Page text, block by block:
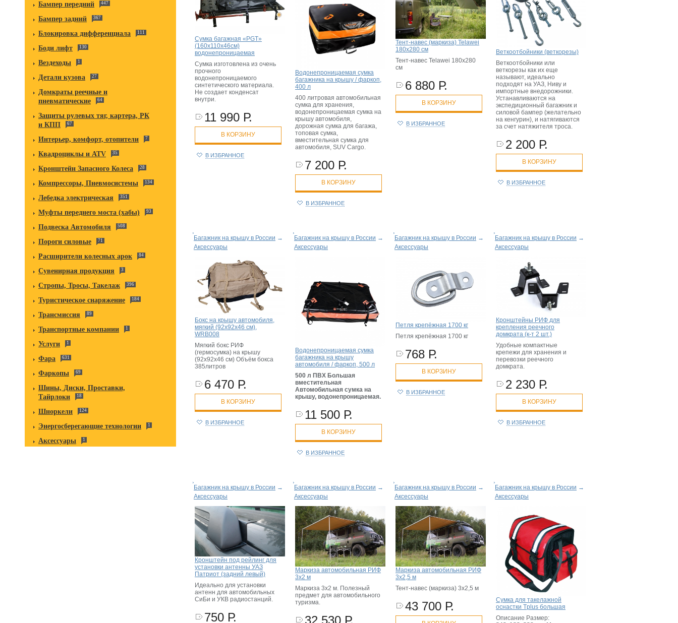
Бампер передний
447
Бампер задний 367
Блокировка дифференциала 111
Боди лифт 130
Вездеходы 1
Детали кузова 27
Домкраты реечные и
пневматические
64
Защиты рулевых тяг, картера, РК
и КПП
67
Интерьер, комфорт, отопители 7
Квадроциклы и ATV 35
Кронштейн Запасного Колеса 28
Компрессоры, Пневмосистемы 134
Лебедка электрическая 351
Муфты переднего моста (хабы) 93
Подвеска Автомобиля 508
Пороги силовые 71
Расширители колесных арок 84
Сувенирная продукция 3
Стропы, Тросы, Такелаж 396
Туристическое снаряжение 184
Трансмиссия 89
Транспортные компании 1
Услуги 1
Фара 631
Фаркопы 69
Шины, Диски, Проставки,
Тайрлоки
18
Шноркели 124
Энергосберегающие технологии 1
Аксессуары 1
Сумка багажная «PGT»
(160х110х46см)
водонепроницаемая
Сумка изготовлена из очень
прочного
водонепроницаемого
синтетического материала.
Не создает конденсат
внутри.
11 990 Р.
В КОРЗИНУ
В ИЗБРАННОЕ
Водонепроницаемая сумка
багажника на крышу / фаркоп,
400 л
400 литровая автомобильная
сумка для хранения,
водонепроницаемая сумка на
крышу автомобиля,
дорожная сумка для багажа,
топовая сумка,
вместительная сумка для
автомобиля, SUV Cargo.
7 200 Р.
В КОРЗИНУ
В ИЗБРАННОЕ
Тент-навес (маркиза) Telawei
180х280 см
Тент-навес Telawei 180х280
см
6 880 Р.
В КОРЗИНУ
В ИЗБРАННОЕ
Веткоотбойники (веткорезы)
Веткоотбойники или
веткорезы как их еще
называют, идеально
подходят на УАЗ, Ниву и
импортные внедорожники.
Устанавливаются на
экспедиционный багажник и
силовой бампер (желательно
на кенгурин), и натягиваются
за счет натяжителя троса.
2 200 Р.
В КОРЗИНУ
В ИЗБРАННОЕ
Багажник на крышу в России →
Аксессуары
Бокс на крышу автомобиля,
мягкий (92x92x46 см),
WRB008
Мягкий бокс РИФ
(гермосумка) на крышу
(92x92x46 см) Объём бокса
385литров
6 470 Р.
В КОРЗИНУ
В ИЗБРАННОЕ
Багажник на крышу в России →
Аксессуары
Водонепроницаемая сумка
багажника на крышу
автомобиля / фаркоп, 500 л
500 л ПВХ Большая
вместительная
Автомобильная сумка на
крышу, водонепроницаемая.
11 500 Р.
В КОРЗИНУ
В ИЗБРАННОЕ
Багажник на крышу в России →
Аксессуары
Петля крепёжная 1700 кг
Петля крепёжная 1700 кг
768 Р.
В КОРЗИНУ
В ИЗБРАННОЕ
Багажник на крышу в России →
Аксессуары
Кронштейны РИФ для
крепления реечного
домкрата (к-т 2 шт.)
Удобные компактные
крепежи для хранения и
перевозки реечного
домкрата.
2 230 Р.
В КОРЗИНУ
В ИЗБРАННОЕ
Багажник на крышу в России →
Аксессуары
Кронштейн под рейлинг для
установки антенны УАЗ
Патриот (задний левый)
Идеально для установки
антенн для автомобильных
СиБи и УКВ радиостанций.
750 Р.
Багажник на крышу в России →
Аксессуары
Маркиза автомобильная РИФ
3х2 м
Маркиза 3х2 м. Полезный
предмет для автомобильного
туризма.
32 530 Р.
Багажник на крышу в России →
Аксессуары
Маркиза автомобильная РИФ
3х2,5 м
Тент-навес (маркиза) 3х2,5 м
43 700 Р.
Багажник на крышу в России →
Аксессуары
Сумка для такелажной
оснастки Tplus большая
Описание Размер: